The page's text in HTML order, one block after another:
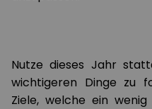
Nutze dieses Jahr
wichtigeren Dinge zu
Ziele, welche ein